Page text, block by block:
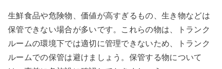
生鮮食品や危険物、価値が高すぎるもの、生き物などは
保管できない場合が多いです。これらの物は、トランク
ルームの環境下では適切に管理できないため、トランク
ルームでの保管は避けましょう。保管する物について